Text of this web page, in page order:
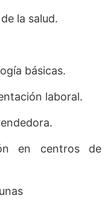
la salud.
básicas.
laboral.
en centros de